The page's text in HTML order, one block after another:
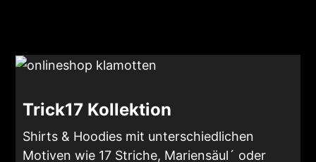
Trick17 Kollektion
Shirts & Hoodies mit unterschiedlichen
Motiven wie 17 Striche, Mariensäul´ oder